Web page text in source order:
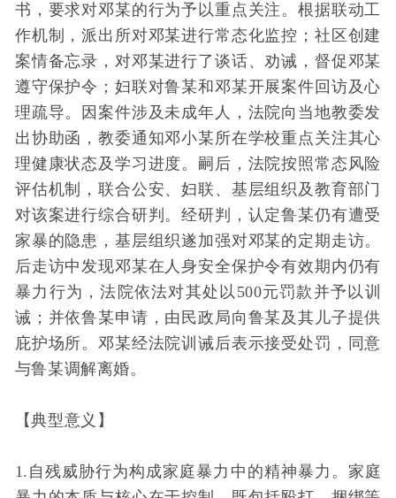
书，要求对邓某的行为予以重点关注。根据联动工
作机制，派出所对邓某进行常态化监控；社区创建
案情备忘录，对邓某进行了谈话、劝诫，督促邓某
遵守保护令；妇联对鲁某和邓某开展案件回访及心
理疏导。因案件涉及未成年人，法院向当地教委发
出协助函，教委通知邓小某所在学校重点关注其心
理健康状态及学习进度。嗣后，法院按照常态风险
评估机制，联合公安、妇联、基层组织及教育部门
对该案进行综合研判。经研判，认定鲁某仍有遭受
家暴的隐患，基层组织遂加强对邓某的定期走访。
后走访中发现邓某在人身安全保护令有效期内仍有
暴力行为，法院依法对其处以500元罚款并予以训
诫；并依鲁某申请，由民政局向鲁某及其儿子提供
庇护场所。邓某经法院训诫后表示接受处罚，同意
与鲁某调解离婚。
【典型意义】
1.自残威胁行为构成家庭暴力中的精神暴力。家庭